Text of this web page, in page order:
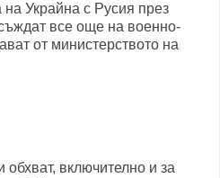
Украйна с Русия през
все още на военно-
от министерството на
включително и за